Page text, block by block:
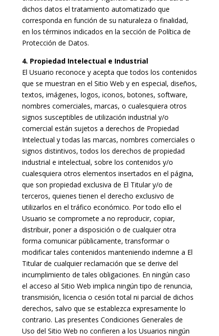
dichos datos el tratamiento automatizado que
corresponda en función de su naturaleza o finalidad,
en los términos indicados en la sección de Política de
Protección de Datos.
4. Propiedad Intelectual e Industrial
El Usuario reconoce y acepta que todos los contenidos
que se muestran en el Sitio Web y en especial, diseños,
textos, imágenes, logos, iconos, botones, software,
nombres comerciales, marcas, o cualesquiera otros
signos susceptibles de utilización industrial y/o
comercial están sujetos a derechos de Propiedad
Intelectual y todas las marcas, nombres comerciales o
signos distintivos, todos los derechos de propiedad
industrial e intelectual, sobre los contenidos y/o
cualesquiera otros elementos insertados en el página,
que son propiedad exclusiva de El Titular y/o de
terceros, quienes tienen el derecho exclusivo de
utilizarlos en el tráfico económico. Por todo ello el
Usuario se compromete a no reproducir, copiar,
distribuir, poner a disposición o de cualquier otra
forma comunicar públicamente, transformar o
modificar tales contenidos manteniendo indemne a El
Titular de cualquier reclamación que se derive del
incumplimiento de tales obligaciones. En ningún caso
el acceso al Sitio Web implica ningún tipo de renuncia,
transmisión, licencia o cesión total ni parcial de dichos
derechos, salvo que se establezca expresamente lo
contrario. Las presentes Condiciones Generales de
Uso del Sitio Web no confieren a los Usuarios ningún